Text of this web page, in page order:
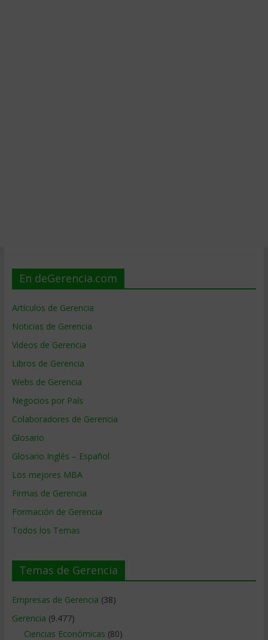
En deGerencia.com
Artículos de Gerencia
Noticias de Gerencia
Videos de Gerencia
Libros de Gerencia
Webs de Gerencia
Negocios por País
Colaboradores de Gerencia
Glosario
Glosario Inglés – Español
Los mejores MBA
Firmas de Gerencia
Formación de Gerencia
Todos los Temas
Temas de Gerencia
Empresas de Gerencia (38)
Gerencia (9.477)
Ciencias Económicas (80)